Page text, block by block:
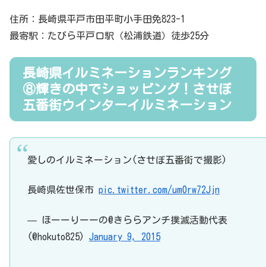
住所：長崎県平戸市田平町小手田免823-1
最寄駅：たびら平戸口駅（松浦鉄道）徒歩25分
長崎県イルミネーションランキング
⑧輝きの中でショッピング！させぼ
五番街ウインターイルミネーション
愛しのイルミネーション(させぼ五番街で撮影)
長崎県佐世保市 pic.twitter.com/um0rw72Jjn
— ほーーりーーの@きららアンチ撲滅活動代表
(@hokuto825) January 9, 2015